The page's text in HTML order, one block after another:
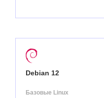
Debian 12
Базовые Linux